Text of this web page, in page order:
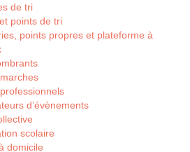
de tri
points de tri
points propres et plateforme à
d’évènements
scolaire
domicile